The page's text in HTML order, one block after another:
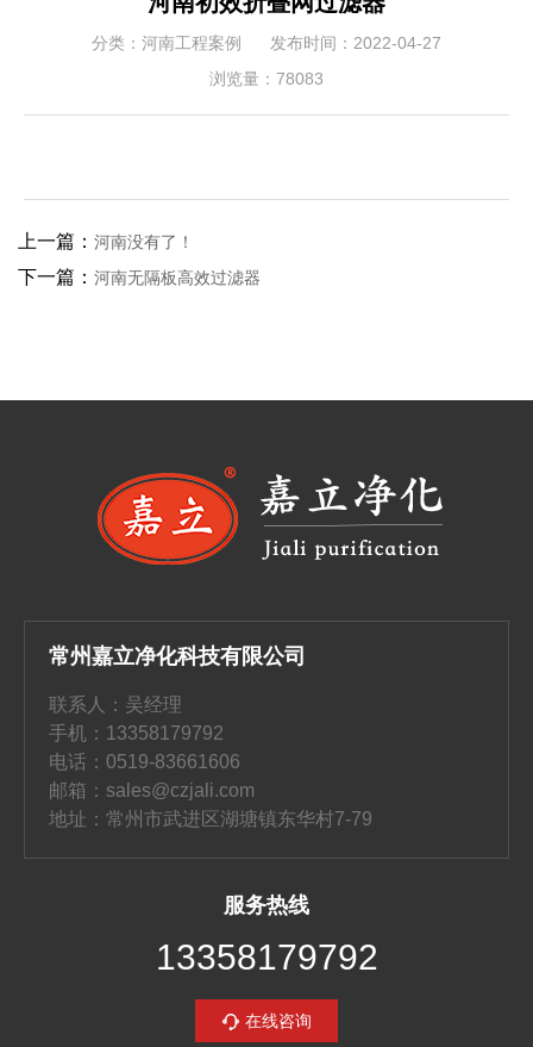
分类：河南工程案例
发布时间：2022-04-27
浏览量：78083
上一篇： 河南没有了！
下一篇： 河南无隔板高效过滤器
常州嘉立净化科技有限公司
联系人：吴经理
手机：13358179792
电话：0519-83661606
邮箱：sales@czjali.com
地址：常州市武进区湖塘镇东华村7-79
服务热线
13358179792
在线咨询